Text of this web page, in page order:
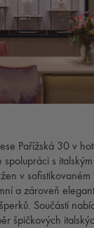
Pařížská 30 v
s
v
a zároveň
Součástí
špičkových